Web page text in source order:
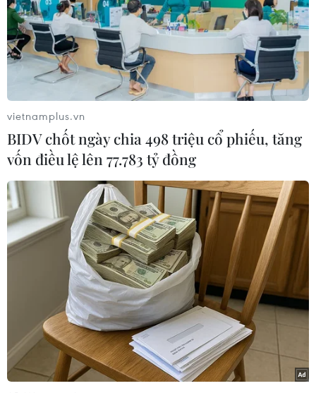
Ngày 19/9, ông Lê Đình Giáp, Giám đốc Điện lực
thành phố Kon Tum (Công ty Điện lực Kon Tum)
cho biết, qua nắm bắt thông tin từ khách hàng
và các trang mạng, Điện lực thành phố Kon
Tum đã phát hiện trang web
https://chamsockhachang.com/dien-luc-huyenia-
hdrai/giả mạo thông tin của Công ty Điện lực
Kon Tum.
không liên hệ hoặc khai thác thông tin từ trang
web này.
Theo đó, trang web
https://chamsockhachang.com/dien-luc-huyenia-
hdrai/ mạo danh là tổng đài số điện thoại Điện
lực huyện Ia H’Drai.
Trên trang web này, các thông tin về huyện Ia
H’Drai, công bố số điện thoại đường dây nóng
để người dân, doanh nghiệp, khách hàng liên
vietnamplus.vn
BIDV chốt ngày chia 498 triệu cổ phiếu, tăng
vốn điều lệ lên 77.783 tỷ đồng